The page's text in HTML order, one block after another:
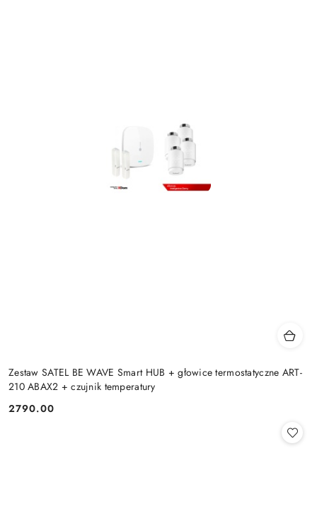
Zestaw SATEL BE WAVE Smart HUB + głowice termostatyczne ART-
210 ABAX2 + czujnik temperatury
Cena:
2790.00